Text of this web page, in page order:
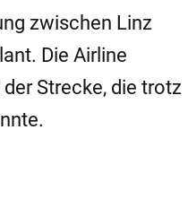
zwischen Linz
Die Airline
Strecke, die trotz